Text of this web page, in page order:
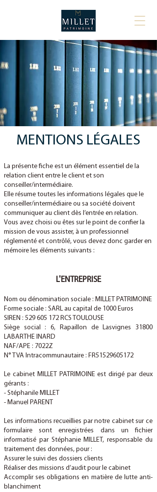
MENTIONS LÉGALES
La présente fiche est un élément essentiel de la
relation client entre le client et son
conseiller/intermédiaire.
Elle résume toutes les informations légales que le
conseiller/intermédiaire ou sa société doivent
communiquer au client dès l’entrée en relation.
Vous avez choisi ou êtes sur le point de confier la
mission de vous assister, à un professionnel
réglementé et contrôlé, vous devez donc garder en
mémoire les éléments suivants :
L'ENTREPRISE
Nom ou dénomination sociale : MILLET PATRIMOINE
Forme sociale : SARL au capital de 1000 Euros
SIREN : 529 605 172 RCS TOULOUSE
Siège social : 6, Rapaillon de Lasvignes 31800
LABARTHE INARD
NAF/APE : 7022Z
N° TVA Intracommunautaire : FR51529605172
Le cabinet MILLET PATRIMOINE est dirigé par deux
gérants :
- Stéphanile MILLET
- Manuel PARENT
Les informations recueillies par notre cabinet sur ce
formulaire sont enregistrées dans un fichier
informatisé par Stéphanie MILLET, responsable du
traitement des données, pour :
Assurer le suivi des dossiers clients
Réaliser des missions d’audit pour le cabinet
Accomplir ses obligations en matière de lutte anti-
blanchiment